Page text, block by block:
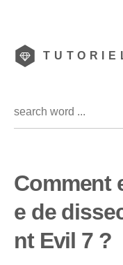
Comment
e de
nt Evil 7 ?